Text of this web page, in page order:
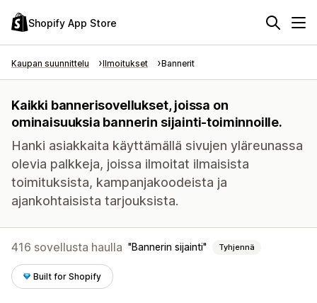
Shopify App Store
Kaupan suunnittelu Ilmoitukset Bannerit
Kaikki bannerisovellukset, joissa on
ominaisuuksia bannerin sijainti-toiminnoille.
Hanki asiakkaita käyttämällä sivujen yläreunassa
olevia palkkeja, joissa ilmoitat ilmaisista
toimituksista, kampanjakoodeista ja
ajankohtaisista tarjouksista.
416 sovellusta haulla Bannerin sijainti Tyhjennä
Built for Shopify